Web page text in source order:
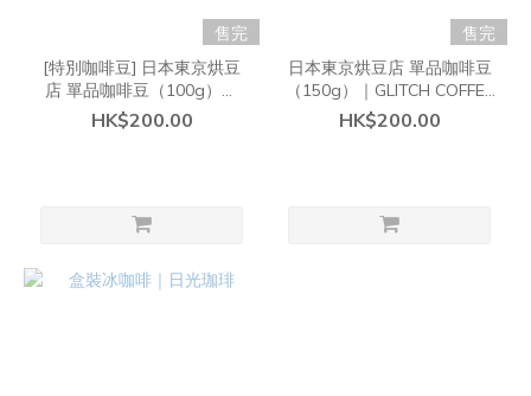
售完
[特別咖啡豆] 日本東京烘豆
店 單品咖啡豆（100g）｜
GLITCH COFFEE＆
ROASTERS
HK$200.00
售完
日本東京烘豆店 單品咖啡豆
（150g）｜GLITCH COFFEE
＆ROASTERS
HK$200.00